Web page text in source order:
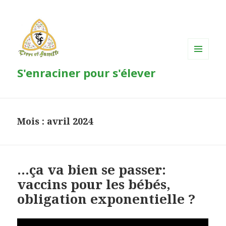
S'enraciner pour s'élever
Mois : avril 2024
…ça va bien se passer:
vaccins pour les bébés,
obligation exponentielle ?